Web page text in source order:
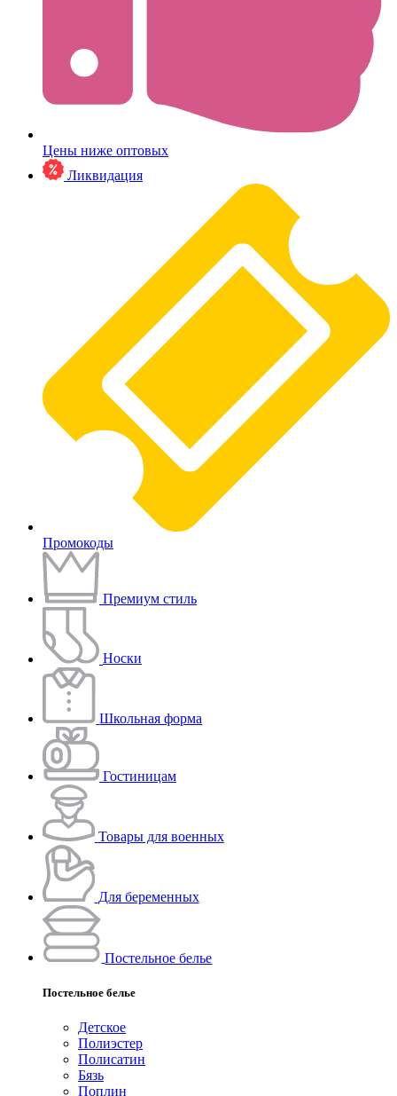
Цены ниже оптовых
Ликвидация
Промокоды
Премиум стиль
Носки
Школьная форма
Гостиницам
Товары для военных
Для беременных
Постельное белье
Постельное белье
Детское
Полиэстeр
Полисатин
Бязь
Поплин